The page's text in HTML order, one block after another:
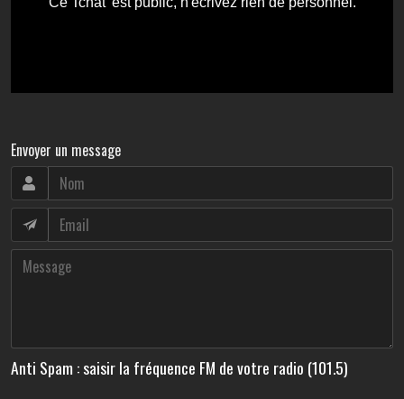
Envoyer un message
Anti Spam : saisir la fréquence FM de votre radio (101.5)